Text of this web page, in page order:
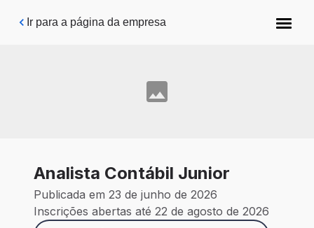
Pular para o conteúdo principal
Ir para a página da empresa
Analista Contábil Junior
Publicada em 23 de junho de 2026
Inscrições abertas até 22 de agosto de 2026